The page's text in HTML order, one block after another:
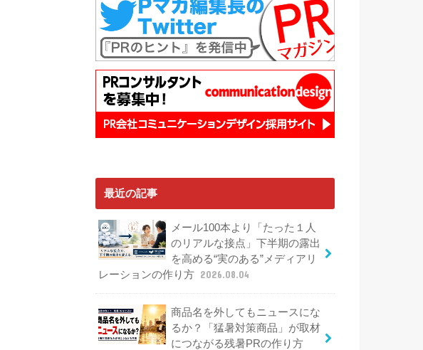
最近の記事
メール100本より「たった１人
のリアルな接点」下半期の露出
を高める“実のある”メディアリ
レーションの作り方 2026.08.04
商品名を外してもニュースにな
るか？「猛暑対策商品」が取材
につながる残暑PRの作り方